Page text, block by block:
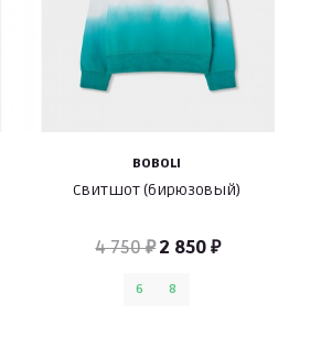
BOBOLI
Свитшот (бирюзовый)
4 750 ₽2 850 ₽
6 8